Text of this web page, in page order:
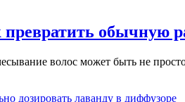
обычную
волос может быть не